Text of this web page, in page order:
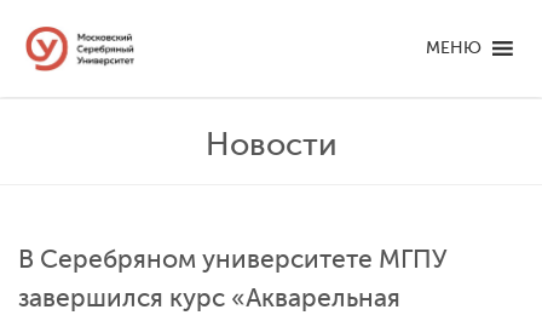
МЕНЮ
Новости
В Серебряном университете МГПУ
завершился курс «Акварельная